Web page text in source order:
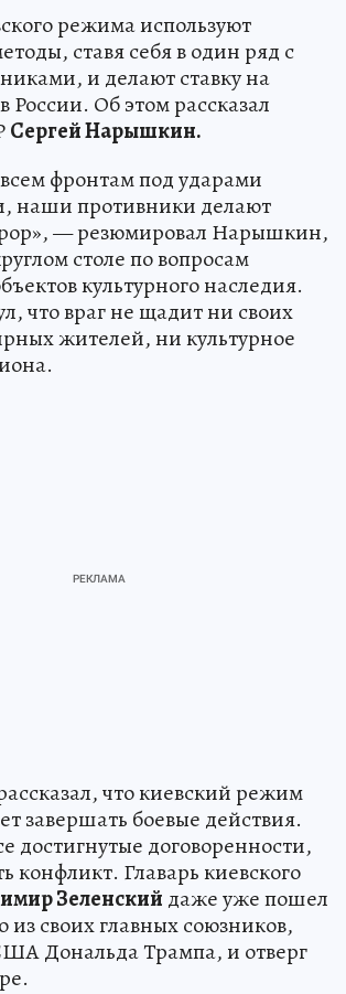
режима используют
ставя себя в один ряд с
и делают ставку на
России. Об этом рассказал
Сергей Нарышкин.
фронтам под ударами
наши противники делают
— резюмировал Нарышкин,
столе по вопросам
культурного наследия.
что враг не щадит ни своих
жителей, ни культурное
что киевский режим
завершать боевые действия.
достигнутые договоренности,
конфликт. Главарь киевского
Зеленский даже уже пошел
из своих главных союзников,
Дональда Трампа, и отверг